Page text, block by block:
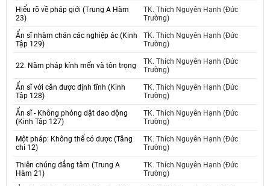
Hiểu rõ về pháp giới (Trung A Hàm
23)
TK. Thích Nguyên Hạnh (Đức
Trường)
Ẩn sĩ nhàm chán các nghiệp ác (Kinh
Tập 129)
TK. Thích Nguyên Hạnh (Đức
Trường)
22. Năm pháp kính mến và tôn trọng
TK. Thích Nguyên Hạnh (Đức
Trường)
Ẩn sĩ với căn được định tĩnh (Kinh
Tập 128)
TK. Thích Nguyên Hạnh (Đức
Trường)
Ẩn sĩ - Không phóng dật dao động
(Kinh Tập 127)
TK. Thích Nguyên Hạnh (Đức
Trường)
Một pháp: Không thể có được (Tăng
chi 12)
TK. Thích Nguyên Hạnh (Đức
Trường)
Thiên chúng đẳng tâm (Trung A
Hàm 21)
TK. Thích Nguyên Hạnh (Đức
Trường)